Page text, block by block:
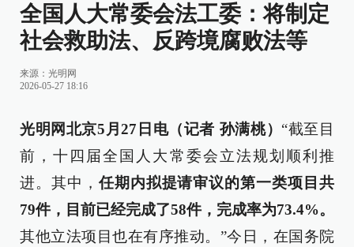
全国人大常委会法工委：将制定
社会救助法、反跨境腐败法等
来源： 光明网
2026-05-27 18:16
光明网北京5月27日电（记者 孙满桃） “截至目
前，十四届全国人大常委会立法规划顺利推
进。其中，任期内拟提请审议的第一类项目共
79件，目前已经完成了58件，完成率为73.4%。
其他立法项目也在有序推动。”今日，在国务院